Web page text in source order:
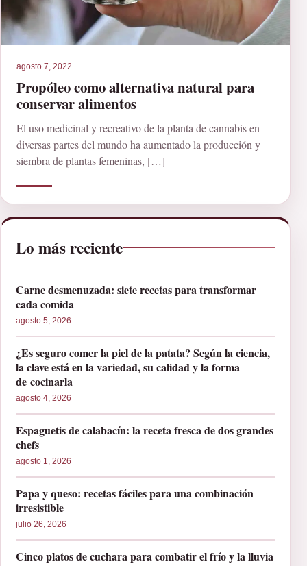
agosto 7, 2022
Propóleo como alternativa natural para
conservar alimentos
El uso medicinal y recreativo de la planta de cannabis en
diversas partes del mundo ha aumentado la producción y
siembra de plantas femeninas, […]
Lo más reciente
Carne desmenuzada: siete recetas para transformar
cada comida
agosto 5, 2026
¿Es seguro comer la piel de la patata? Según la ciencia,
la clave está en la variedad, su calidad y la forma
de cocinarla
agosto 4, 2026
Espaguetis de calabacín: la receta fresca de dos grandes
chefs
agosto 1, 2026
Papa y queso: recetas fáciles para una combinación
irresistible
julio 26, 2026
Cinco platos de cuchara para combatir el frío y la lluvia